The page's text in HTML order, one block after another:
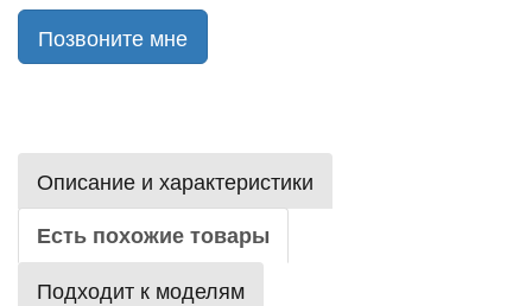
Позвоните мне
Описание и характеристики
Есть похожие товары
Подходит к моделям